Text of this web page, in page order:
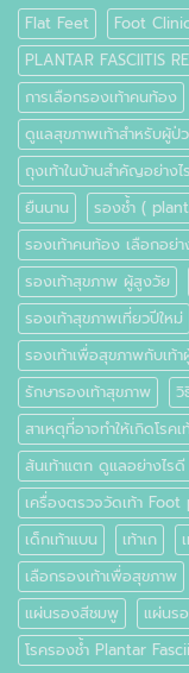
Flat Feet Foot
PLANTAR FASCIITIS
การเลือกรองเท้าคนท้อง
ดูแลสุขภาพเท้าสำหรับผู้ป่ว
ถุงเท้าในบ้านสำคัญอย่างไร
ยืนนาน
รองช้ำ (
รองเท้าคนท้อง เลือกอย่า
รองเท้าสุขภาพ ผู้สูงวัย
รองเท้าสุขภาพเที่ยวปีใหม่
รองเท้าเพื่อสุขภาพกับเท้
รักษารองเท้าสุขภาพ
วิ
สาเหตุที่อาจทำให้เกิดโรคเ
ส้นเท้าแตก ดูแลอย่างไรดี
เครื่องตรวจวัดเท้า
เด็กเท้าแบน
เท้าเก
เลือกรองเท้าเพื่อสุขภาพ
แผ่นรองสีชมพู
แผ่นร
โรครองช้ำ Plantar